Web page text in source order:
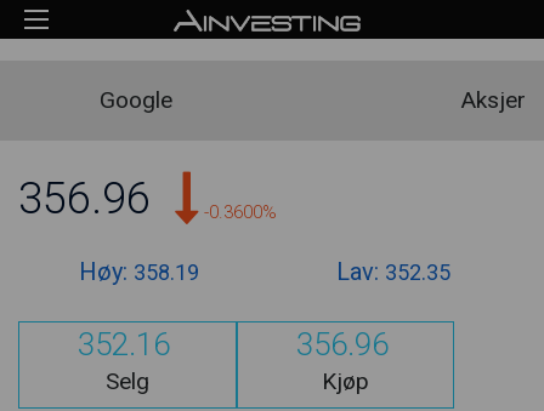
Google Aksjer
356.96 -0.3600%
Høy: 358.19 Lav: 352.35
352.16
Selg
356.96
Kjøp